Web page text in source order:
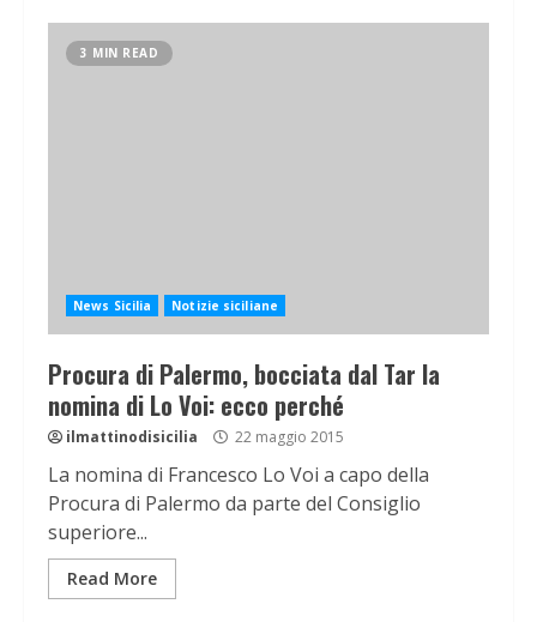
3 MIN READ
News Sicilia Notizie siciliane
Procura di Palermo, bocciata dal Tar la
nomina di Lo Voi: ecco perché
ilmattinodisicilia 22 maggio 2015
La nomina di Francesco Lo Voi a capo della
Procura di Palermo da parte del Consiglio
superiore...
Read More